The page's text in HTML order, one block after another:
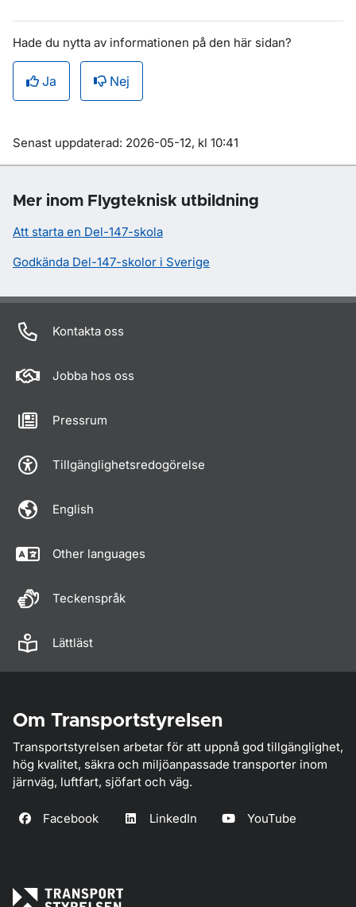
Hade du nytta av informationen på den här sidan?
Ja Nej
Om sidan
Senast uppdaterad: 2026-05-12, kl 10:41
Mer inom Flygteknisk utbildning
Att starta en Del-147-skola
Godkända Del-147-skolor i Sverige
Kontakta oss
Jobba hos oss
Pressrum
Tillgänglighetsredogörelse
English
Other languages
Teckenspråk
Lättläst
Om Transportstyrelsen
Transportstyrelsen arbetar för att uppnå god tillgänglighet,
hög kvalitet, säkra och miljöanpassade transporter inom
järnväg, luftfart, sjöfart och väg.
Facebook LinkedIn YouTube